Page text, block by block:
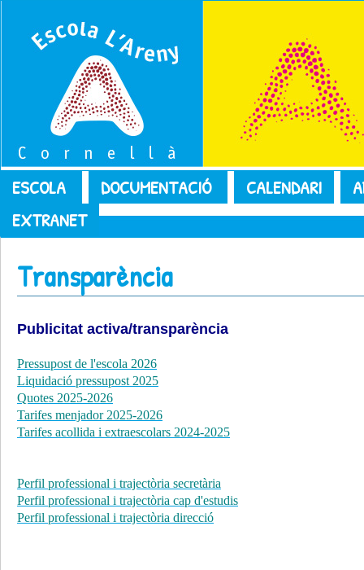
ESCOLA DOCUMENTACIÓ CALENDARI
EXTRANET
Transparència
Publicitat activa/transparència
Pressupost de l'escola 2026
Liquidació pressupost 2025
Quotes 2025-2026
Tarifes menjador 2025-2026
Tarifes acollida i extraescolars 2024-2025
Perfil professional i trajectòria secretària
Perfil professional i trajectòria cap d'estudis
Perfil professional i trajectòria direcció